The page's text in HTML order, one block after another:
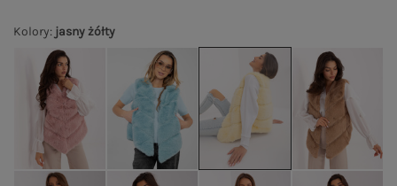
Kolory: jasny żółty